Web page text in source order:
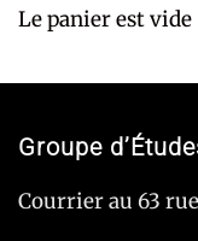
Le panier est vide
Groupe
Courrier au 63